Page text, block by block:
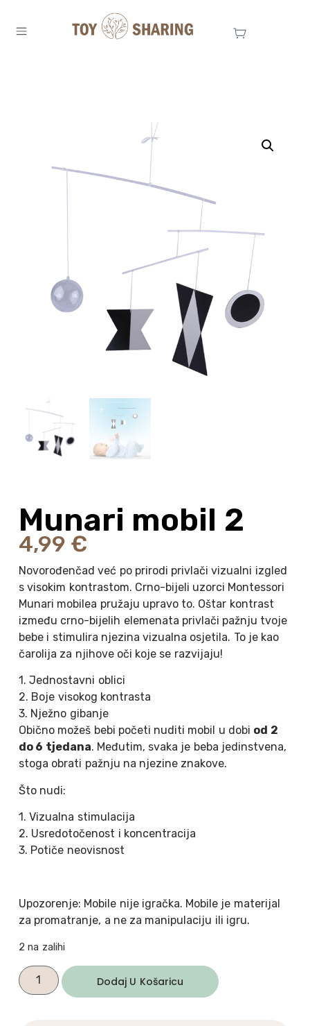
Munari mobil 2
4,99 €
Novorođenčad već po prirodi privlači vizualni izgled
s visokim kontrastom. Crno-bijeli uzorci Montessori
Munari mobilea pružaju upravo to. Oštar kontrast
između crno-bijelih elemenata privlači pažnju tvoje
bebe i stimulira njezina vizualna osjetila. To je kao
čarolija za njihove oči koje se razvijaju!
1. Jednostavni oblici
2. Boje visokog kontrasta
3. Nježno gibanje
Obično možeš bebi početi nuditi mobil u dobi od 2
do 6 tjedana. Međutim, svaka je beba jedinstvena,
stoga obrati pažnju na njezine znakove.
Što nudi:
1. Vizualna stimulacija
2. Usredotočenost i koncentracija
3. Potiče neovisnost
Upozorenje: Mobile nije igračka. Mobile je materijal
za promatranje, a ne za manipulaciju ili igru.
2 na zalihi
Dodaj U Košaricu